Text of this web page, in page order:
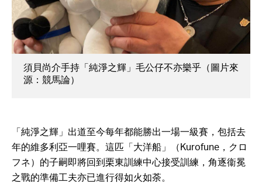
須貝尚介手持「純淨之輝」毛公仔不亦樂乎（圖片來
源：競馬論）
「純淨之輝」出道至今每年都能勝出一場一級賽，包括去
年的維多利亞一哩賽。這匹「大洋船」（Kurofune，クロ
フネ）的子嗣即將回到栗東訓練中心接受訓練，角逐衞冕
之戰的準備工夫亦已進行得如火如荼。